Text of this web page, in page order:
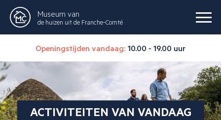
Museum van
de huizen uit de Franche-Comté
Openingstijden vandaag: 10.00 - 19.00 uur
ACTIVITEITEN VAN VANDAAG